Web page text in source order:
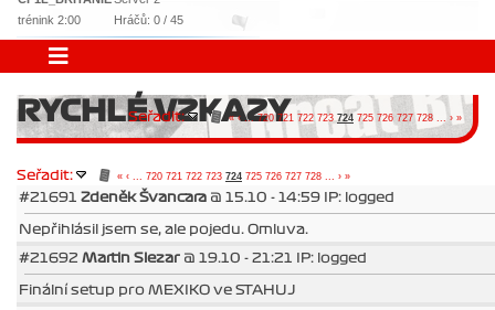
trénink 2:00
Hráčů: 0 / 45
RYCHLÉ VZKAZY
Seřadit: « ‹ ... 720 721 722 723 724 725 726 727 728 › »
Seřadit: « ‹ 720 721 722 723 724 725 726 727 728 › »
#21691 Zdeněk Švancara @ 15.10 - 14:59 IP: logged
Nepřihlásil jsem se, ale pojedu. Omluva.
#21692 Martin Slezar @ 19.10 - 21:21 IP: logged
Finální setup pro MEXIKO ve STAHUJ